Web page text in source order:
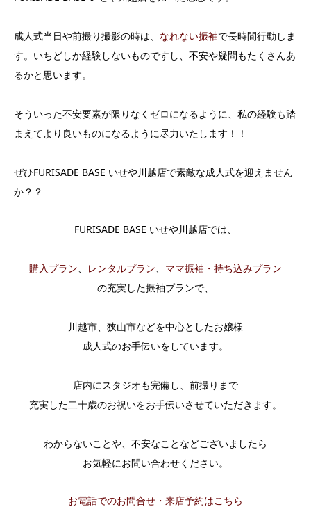
成人式当日や前撮り撮影の時は、 なれない振袖で長時間行動しま
す。いちどしか経験しないものですし、不安や疑問もたくさんあ
るかと思います。
そういった不安要素が限りなくゼロになるように、私の経験も踏
まえてより良いものになるように尽力いたします！！
ぜひFURISADE BASE いせや川越店で素敵な成人式を迎えません
か？？
FURISADE BASE いせや川越店では、
購入プラン レンタルプラン
ママ振袖・持ち込みプラン
の充実した振袖プランで、
川越市、狭山市などを中心としたお嬢様
成人式のお手伝いをしています。
店内にスタジオも完備し、前撮りまで
充実した二十歳のお祝いをお手伝いさせていただきます。
わからないことや、不安なことなどございましたら
お気軽にお問い合わせください。
お電話でのお問合せ・来店予約はこちら